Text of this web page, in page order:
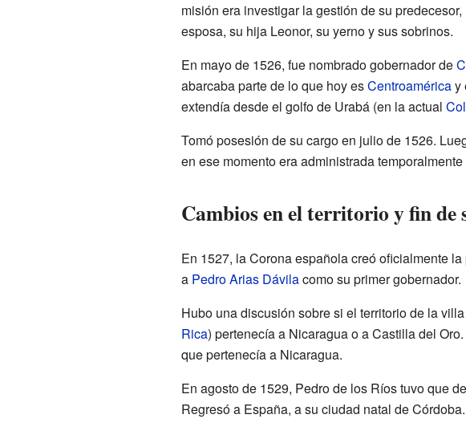
misión era investigar la gestión de su predecesor,
esposa, su hija Leonor, su yerno y sus sobrinos.
En mayo de 1526, fue nombrado gobernador de
abarcaba parte de lo que hoy esCentroaméricay
extendía desde el golfo de Urabá (en la actual
Tomó posesión de su cargo en julio de 1526.
en ese momento era administrada
Cambios en el territorio y fin de
En 1527, la Corona española creó oficialmente la
a Pedro Arias Dávilacomo su primer gobernador.
Hubo una discusión sobre si el territorio de la
Rica) pertenecía a Nicaragua o a Castilla del
que pertenecía a Nicaragua.
En agosto de 1529, Pedro de los Ríos tuvo que
Regresó a España, a su ciudad natal de Córdoba.